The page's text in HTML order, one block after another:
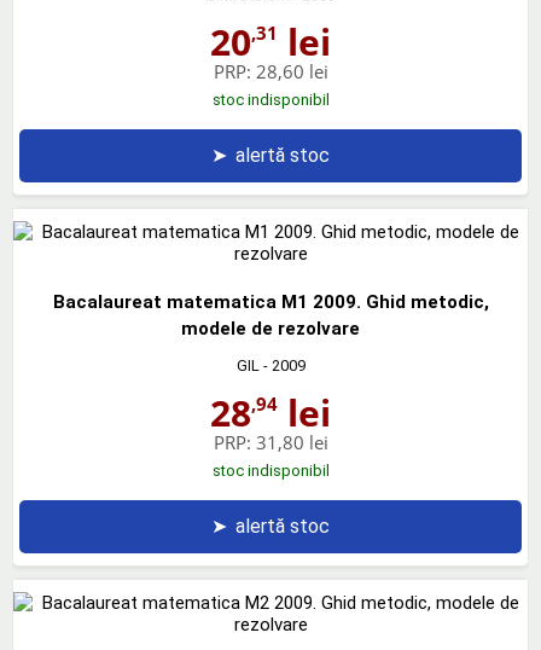
20,31 lei
PRP: 28,60 lei
stoc indisponibil
➤ alertă stoc
Bacalaureat matematica M1 2009. Ghid metodic,
modele de rezolvare
GIL - 2009
28,94 lei
PRP: 31,80 lei
stoc indisponibil
➤ alertă stoc